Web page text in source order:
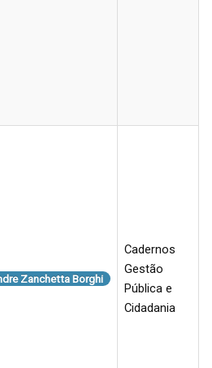
Zanchetta Borghi
Cadernos
Gestão
Pública e
Cidadania